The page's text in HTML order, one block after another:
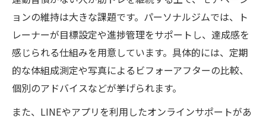
ョンの維持は大きな課題です。パーソナルジムでは、ト
レーナーが目標設定や進捗管理をサポートし、達成感を
感じられる仕組みを用意しています。具体的には、定期
的な体組成測定や写真によるビフォーアフターの比較、
個別のアドバイスなどが挙げられます。
また、LINEやアプリを利用したオンラインサポートがあ